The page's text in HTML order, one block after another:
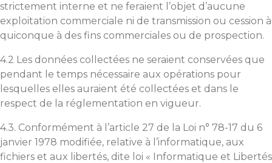
strictement interne et ne feraient l’objet d’aucune
exploitation commerciale ni de transmission ou cession à
quiconque à des fins commerciales ou de prospection.
4.2 Les données collectées ne seraient conservées que
pendant le temps nécessaire aux opérations pour
lesquelles elles auraient été collectées et dans le
respect de la réglementation en vigueur.
4.3. Conformément à l’article 27 de la Loi n° 78-17 du 6
janvier 1978 modifiée, relative à l’informatique, aux
fichiers et aux libertés, dite loi « Informatique et Libertés